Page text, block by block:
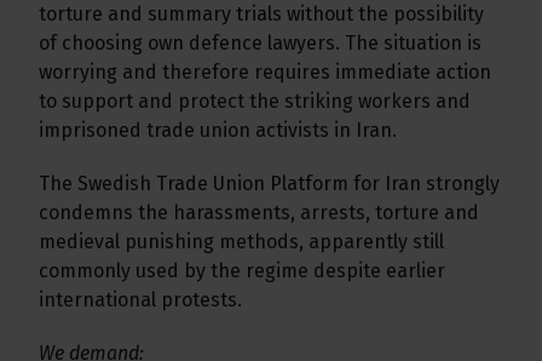
torture and summary trials without the possibility
of choosing own defence lawyers. The situation is
worrying and therefore requires immediate action
to support and protect the striking workers and
imprisoned trade union activists in Iran.
The Swedish Trade Union Platform for Iran strongly
condemns the harassments, arrests, torture and
medieval punishing methods, apparently still
commonly used by the regime despite earlier
international protests.
We demand: